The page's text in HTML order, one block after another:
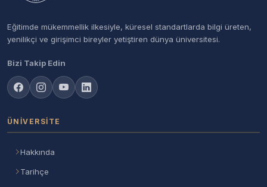
Eğitimde mükemmellik ilkesiyle, küresel standartlarda bilgi üreten,
yenilikçi ve girişimci bireyler yetiştiren dünya üniversitesi.
Bizi Takip Edin
ÜNIVERSITE
Hakkında
Tarihçe